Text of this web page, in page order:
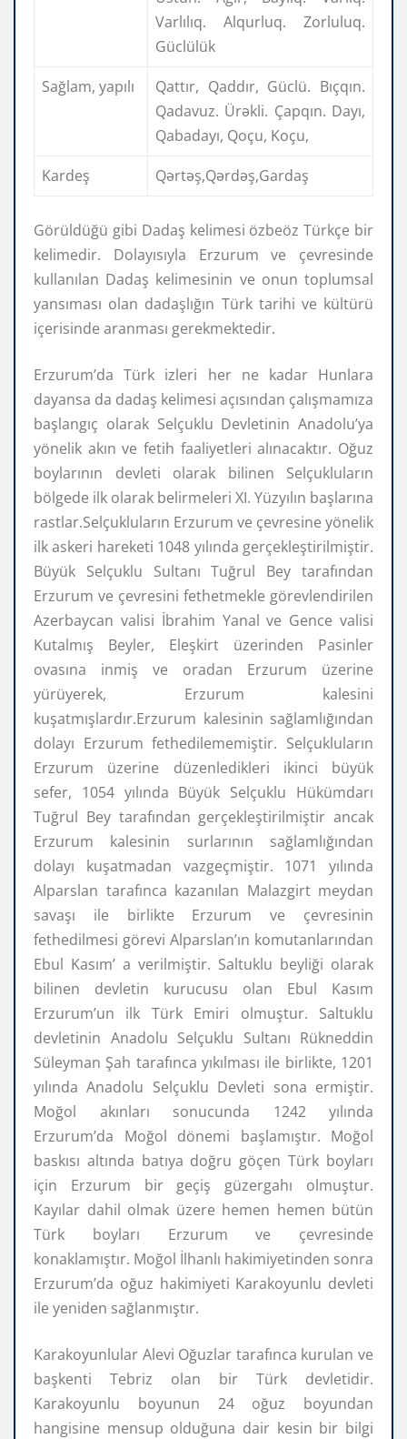
Varlılıq. Alqurluq. Zorluluq.
Güclülük
Sağlam, yapılı
Qattır, Qaddır, Güclü. Bıçqın.
Qadavuz. Ürəkli. Çapqın. Dayı,
Qabadayı, Qoçu, Koçu,
Kardeş
Qərtəş,Qərdəş,Gardaş
Görüldüğü gibi Dadaş kelimesi özbeöz Türkçe bir
kelimedir. Dolayısıyla Erzurum ve çevresinde
kullanılan Dadaş kelimesinin ve onun toplumsal
yansıması olan dadaşlığın Türk tarihi ve kültürü
içerisinde aranması gerekmektedir.
Erzurum’da Türk izleri her ne kadar Hunlara
dayansa da dadaş kelimesi açısından çalışmamıza
başlangıç olarak Selçuklu Devletinin Anadolu’ya
yönelik akın ve fetih faaliyetleri alınacaktır. Oğuz
boylarının devleti olarak bilinen Selçukluların
bölgede ilk olarak belirmeleri XI. Yüzyılın başlarına
rastlar.Selçukluların Erzurum ve çevresine yönelik
ilk askeri hareketi 1048 yılında gerçekleştirilmiştir.
Büyük Selçuklu Sultanı Tuğrul Bey tarafından
Erzurum ve çevresini fethetmekle görevlendirilen
Azerbaycan valisi İbrahim Yanal ve Gence valisi
Kutalmış Beyler, Eleşkirt üzerinden Pasinler
ovasına inmiş ve oradan Erzurum üzerine
yürüyerek, Erzurum kalesini
kuşatmışlardır.Erzurum kalesinin sağlamlığından
dolayı Erzurum fethedilememiştir. Selçukluların
Erzurum üzerine düzenledikleri ikinci büyük
sefer, 1054 yılında Büyük Selçuklu Hükümdarı
Tuğrul Bey tarafından gerçekleştirilmiştir ancak
Erzurum kalesinin surlarının sağlamlığından
dolayı kuşatmadan vazgeçmiştir. 1071 yılında
Alparslan tarafınca kazanılan Malazgirt meydan
savaşı ile birlikte Erzurum ve çevresinin
fethedilmesi görevi Alparslan’ın komutanlarından
Ebul Kasım’ a verilmiştir. Saltuklu beyliği olarak
bilinen devletin kurucusu olan Ebul Kasım
Erzurum’un ilk Türk Emiri olmuştur. Saltuklu
devletinin Anadolu Selçuklu Sultanı Rükneddin
Süleyman Şah tarafınca yıkılması ile birlikte, 1201
yılında Anadolu Selçuklu Devleti sona ermiştir.
Moğol akınları sonucunda 1242 yılında
Erzurum’da Moğol dönemi başlamıştır. Moğol
baskısı altında batıya doğru göçen Türk boyları
için Erzurum bir geçiş güzergahı olmuştur.
Kayılar dahil olmak üzere hemen hemen bütün
Türk boyları Erzurum ve çevresinde
konaklamıştır. Moğol İlhanlı hakimiyetinden sonra
Erzurum’da oğuz hakimiyeti Karakoyunlu devleti
ile yeniden sağlanmıştır.
Karakoyunlular Alevi Oğuzlar tarafınca kurulan ve
başkenti Tebriz olan bir Türk devletidir.
Karakoyunlu boyunun 24 oğuz boyundan
hangisine mensup olduğuna dair kesin bir bilgi